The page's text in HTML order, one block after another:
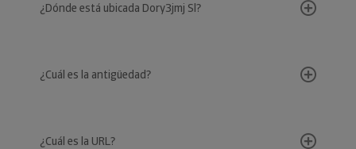
¿Dónde está ubicada Dory3jmj Sl?
¿Cuál es la antigüedad?
¿Cuál es la URL?